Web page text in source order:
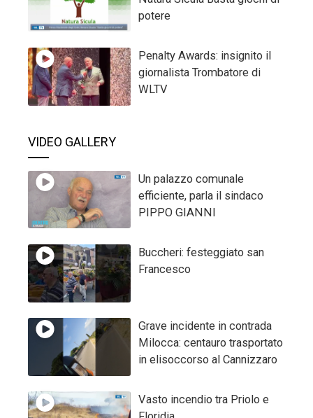
potere
Penalty Awards: insignito il
giornalista Trombatore di
WLTV
VIDEO GALLERY
Un palazzo comunale
efficiente, parla il sindaco
PIPPO GIANNI
Buccheri: festeggiato san
Francesco
Grave incidente in contrada
Milocca: centauro trasportato
in elisoccorso al Cannizzaro
Vasto incendio tra Priolo e